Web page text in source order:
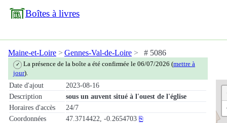
Boîtes à livres
Maine-et-Loire Gennes-Val-de-Loire # 5086
✓ La présence de la boîte a été confirmée le 06/07/2026 (mettre à
jour).
Date d'ajout
2023-08-16
Description
sous un auvent situé à l'ouest de l'église
Horaires d'accès
24/7
Coordonnées
47.3714422, -0.2654703 ⎘